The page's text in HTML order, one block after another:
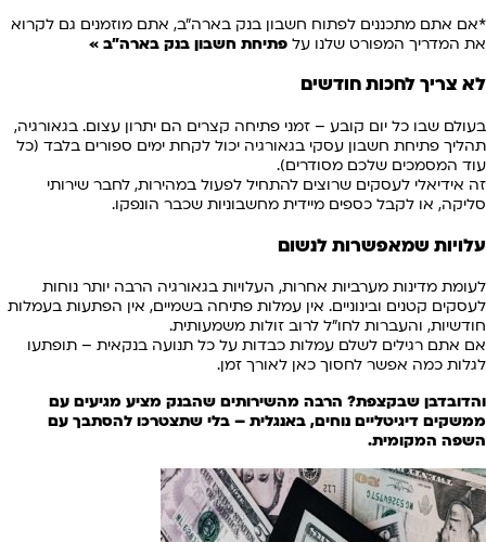
*אם אתם מתכננים לפתוח חשבון בנק בארה"ב, אתם מוזמנים גם לקרוא
את המדריך המפורט שלנו על פתיחת חשבון בנק בארה"ב »
לא צריך לחכות חודשים
בעולם שבו כל יום קובע – זמני פתיחה קצרים הם יתרון עצום. בגאורגיה,
תהליך פתיחת חשבון עסקי בגאורגיה יכול לקחת ימים ספורים בלבד (כל
עוד המסמכים שלכם מסודרים).
זה אידיאלי לעסקים שרוצים להתחיל לפעול במהירות, לחבר שירותי
סליקה, או לקבל כספים מיידית מחשבוניות שכבר הונפקו.
עלויות שמאפשרות לנשום
לעומת מדינות מערביות אחרות, העלויות בגאורגיה הרבה יותר נוחות
לעסקים קטנים ובינוניים. אין עמלות פתיחה בשמיים, אין הפתעות בעמלות
חודשיות, והעברות לחו"ל לרוב זולות משמעותית.
אם אתם רגילים לשלם עמלות כבדות על כל תנועה בנקאית – תופתעו
לגלות כמה אפשר לחסוך כאן לאורך זמן.
והדובדבן שבקצפת? הרבה מהשירותים שהבנק מציע מגיעים עם
ממשקים דיגיטליים נוחים, באנגלית – בלי שתצטרכו להסתבך עם
השפה המקומית.